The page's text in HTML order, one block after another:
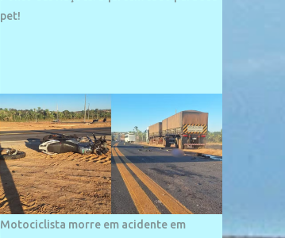
pet!
Motociclista morre em acidente em